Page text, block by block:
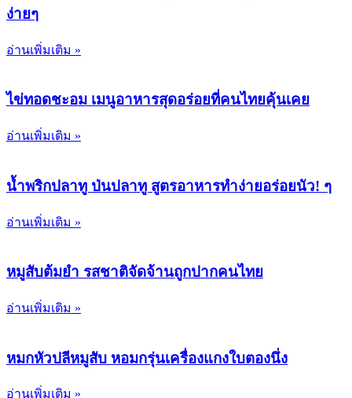
ง่ายๆ
อ่านเพิ่มเติม »
ไข่ทอดชะอม เมนูอาหารสุดอร่อยที่คนไทยคุ้นเคย
อ่านเพิ่มเติม »
น้ำพริกปลาทู ป่นปลาทู สูตรอาหารทำง่ายอร่อยนัว! ๆ
อ่านเพิ่มเติม »
หมูสับต้มยำ รสชาติจัดจ้านถูกปากคนไทย
อ่านเพิ่มเติม »
หมกหัวปลีหมูสับ หอมกรุ่นเครื่องแกงใบตองนึ่ง
อ่านเพิ่มเติม »